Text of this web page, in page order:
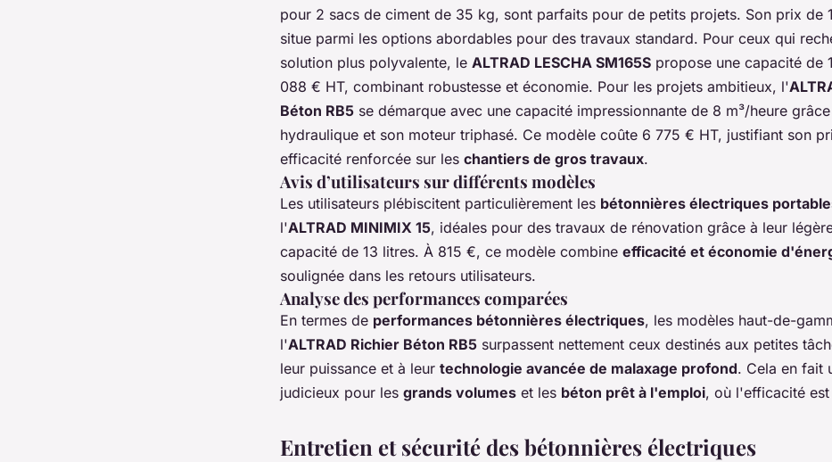
pour 2 sacs de ciment de 35 kg, sont parfaits pour de petits projets. Son prix de
situe parmi les options abordables pour des travaux standard. Pour ceux qui
solution plus polyvalente, le ALTRAD LESCHA SM165S propose une capacité de
088 € HT, combinant robustesse et économie. Pour les projets ambitieux, l'
Béton RB5 se démarque avec une capacité impressionnante de 8 m³/heure
hydraulique et son moteur triphasé. Ce modèle coûte 6 775 € HT, justifiant son
efficacité renforcée sur les chantiers de gros travaux.
Avis d’utilisateurs sur différents modèles
Les utilisateurs plébiscitent particulièrement les bétonnières électriques
l'ALTRAD MINIMIX 15, idéales pour des travaux de rénovation grâce à leur
capacité de 13 litres. À 815 €, ce modèle combine efficacité et économie
soulignée dans les retours utilisateurs.
Analyse des performances comparées
En termes de performances bétonnières électriques, les modèles haut-de-
l'ALTRAD Richier Béton RB5 surpassent nettement ceux destinés aux petites
leur puissance et à leur technologie avancée de malaxage profond. Cela en fait
judicieux pour les grands volumes et les béton prêt à l'emploi, où l'efficacité
Entretien et sécurité des bétonnières électriques